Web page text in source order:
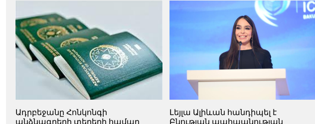
Ադրբեջանը Հոնկոնգի
անձնագրերի տերերի համար
Լեյլա Ալիևան հանդիպել է
Բնության պահպանության